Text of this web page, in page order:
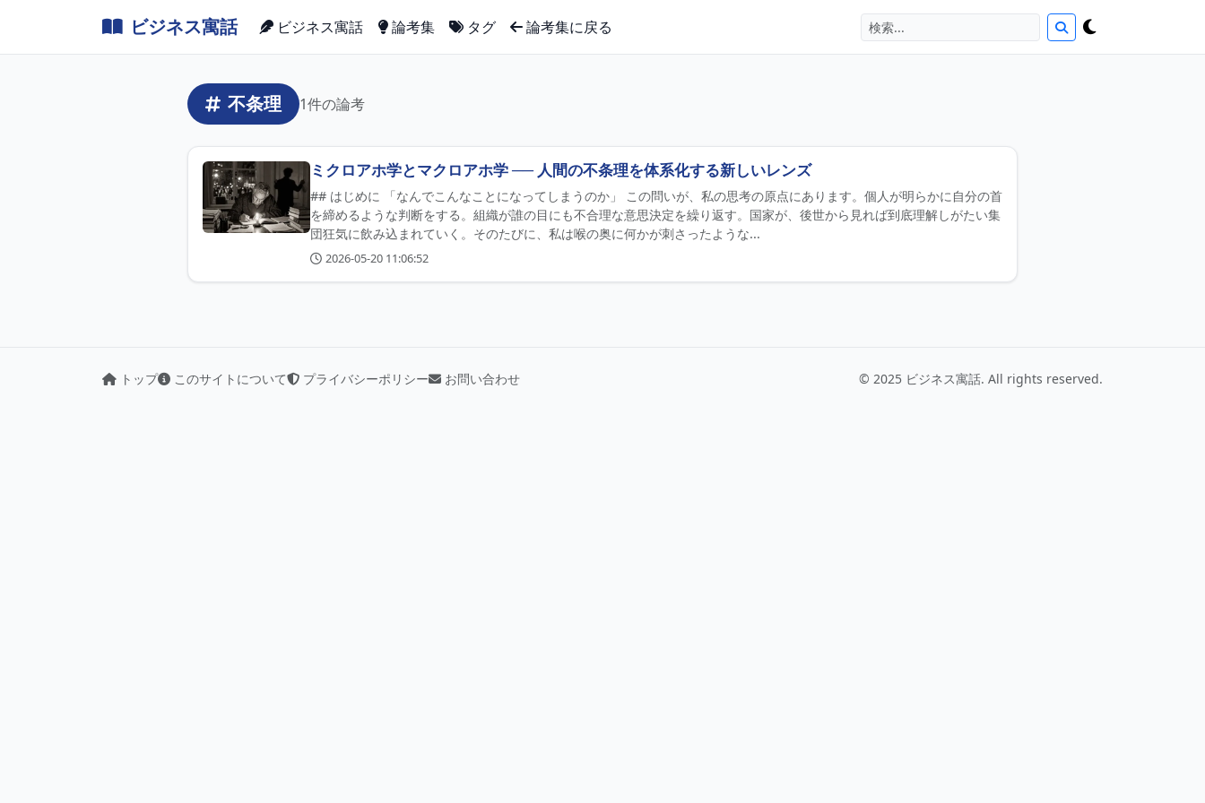
ビジネス寓話 ビジネス寓話 論考集 タグ 論考集に戻る
不条理 1件の論考
ミクロアホ学とマクロアホ学 ── 人間の不条理を体系化する新しいレンズ
## はじめに 「なんでこんなことになってしまうのか」 この問いが、私の思考の原点にあります。個人が明らかに自分の首
を締めるような判断をする。組織が誰の目にも不合理な意思決定を繰り返す。国家が、後世から見れば到底理解しがたい集
団狂気に飲み込まれていく。そのたびに、私は喉の奥に何かが刺さったような...
2026-05-20 11:06:52
トップ このサイトについて プライバシーポリシー お問い合わせ © 2025 ビジネス寓話. All rights reserved.